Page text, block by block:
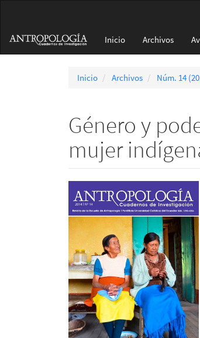
principal
Barra
Inicio Archivos
Inicio Archivos Núm. 14
Género y
mujer
Barra
lateral
del
artículo